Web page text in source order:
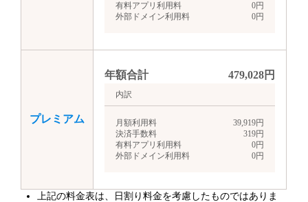
有料アプリ利用料
0円
外部ドメイン利用料
0円
プレミアム
年額合計 479,028円
内訳
月額利用料 39,919円
決済手数料
319円
有料アプリ利用料
0円
外部ドメイン利用料
0円
上記の料金表は、日割り料金を考慮したものではありま